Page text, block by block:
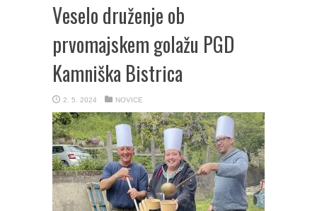
Veselo druženje ob
prvomajskem golažu PGD
Kamniška Bistrica
2. 5. 2024 NOVICE